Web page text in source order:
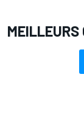
MEILLEURS